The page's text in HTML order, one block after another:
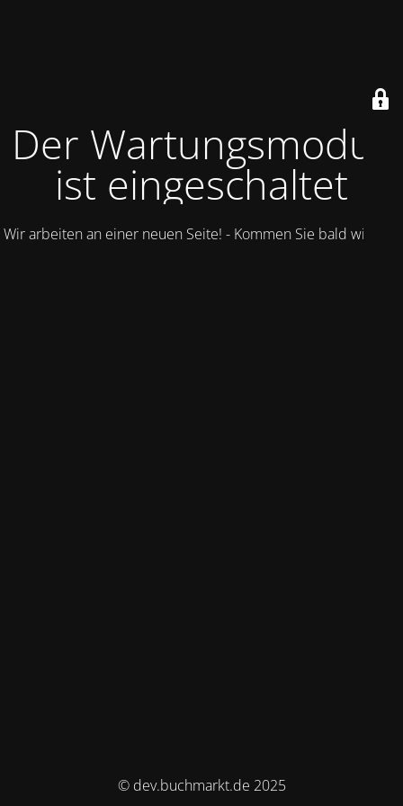
Der Wartungsmodus
ist eingeschaltet
Wir arbeiten an einer neuen Seite! - Kommen Sie bald wieder.
© dev.buchmarkt.de 2025